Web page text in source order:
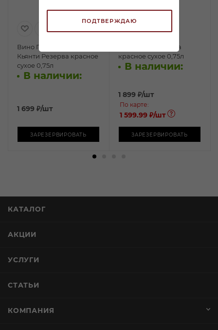
ПОДТВЕРЖДАЮ
Вино Поджио Тоско
Кьянти Резерва красное
сухое 0,75л
В наличии:
1 699 ₽/шт
ЗАРЕЗЕРВИРОВАТЬ
Вино Кьянти Рокка
красное сухое 0,75л
В наличии:
1 899 ₽/шт
По карте:
1 599.99 ₽/шт
ЗАРЕЗЕРВИРОВАТЬ
КАТАЛОГ
АКЦИИ
УСЛУГИ
СТАТЬИ
КОМПАНИЯ